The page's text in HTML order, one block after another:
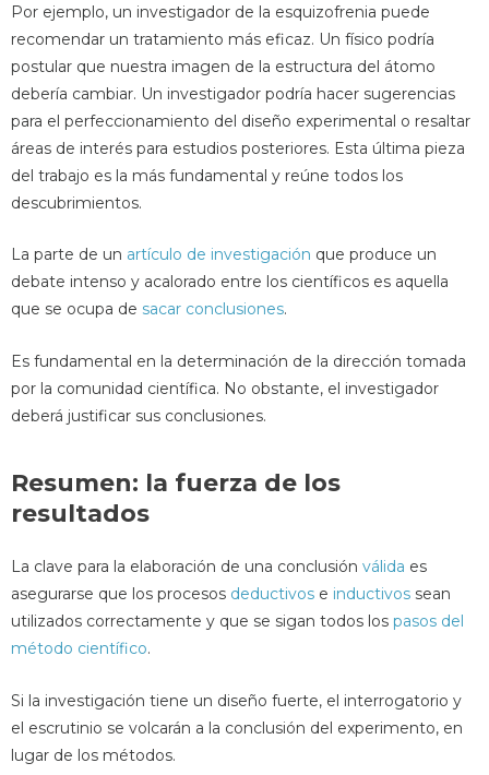
Por ejemplo, un investigador de la esquizofrenia puede
recomendar un tratamiento más eficaz. Un físico podría
postular que nuestra imagen de la estructura del átomo
debería cambiar. Un investigador podría hacer sugerencias
para el perfeccionamiento del diseño experimental o resaltar
áreas de interés para estudios posteriores. Esta última pieza
del trabajo es la más fundamental y reúne todos los
descubrimientos.
La parte de un artículo de investigación que produce un
debate intenso y acalorado entre los científicos es aquella
que se ocupa de sacar conclusiones.
Es fundamental en la determinación de la dirección tomada
por la comunidad científica. No obstante, el investigador
deberá justificar sus conclusiones.
Resumen: la fuerza de los
resultados
La clave para la elaboración de una conclusión válida es
asegurarse que los procesos deductivos e inductivos sean
utilizados correctamente y que se sigan todos los pasos del
método científico.
Si la investigación tiene un diseño fuerte, el interrogatorio y
el escrutinio se volcarán a la conclusión del experimento, en
lugar de los métodos.